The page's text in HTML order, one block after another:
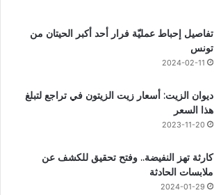
تفاصيل إحباط عمليّة فرار أحد أكبر الحيتان من
تونس
2024-02-11
ديوان الزيت: أسعار زيت الزيتون في تراجع لتبلغ
هذا السعر
2023-11-20
كارثة تهز النفيضة.. وفتح تحقيق للكشف عن
ملابسات الحادثة
2024-01-29